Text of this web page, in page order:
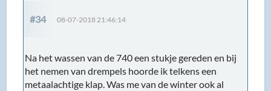
#34 08-07-2018 21:46:14
Na het wassen van de 740 een stukje gereden en bij
het nemen van drempels hoorde ik telkens een
metaalachtige klap. Was me van de winter ook al